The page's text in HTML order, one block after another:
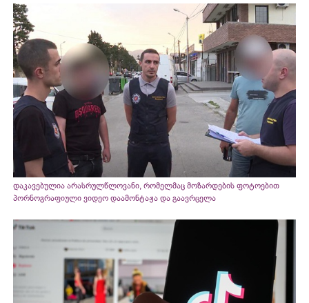
დაკავებულია არასრულწლოვანი, რომელმაც მოზარდების ფოტოებით
პორნოგრაფიული ვიდეო დაამონტაჟა და გაავრცელა